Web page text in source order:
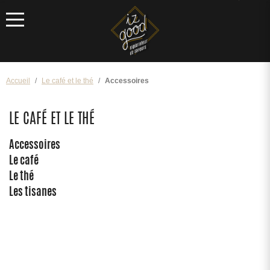
Menu
Accueil Le café et le thé Accessoires
LE CAFÉ ET LE THÉ
Accessoires
Le café
Le thé
Les tisanes